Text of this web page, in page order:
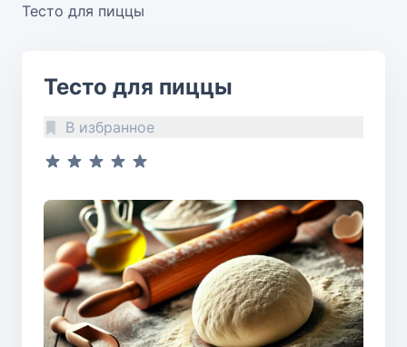
Тесто для пиццы
Тесто для пиццы
В избранное